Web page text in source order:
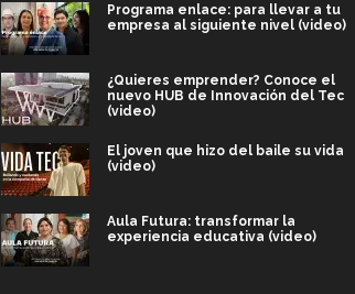
Programa enlace: para llevar a tu
empresa al siguiente nivel (video)
¿Quieres emprender? Conoce el
nuevo HUB de Innovación del Tec
(video)
El joven que hizo del baile su vida
(video)
Aula Futura: transformar la
experiencia educativa (video)